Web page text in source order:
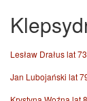
Lesław Drałus lat 73
Jan Lubojański lat